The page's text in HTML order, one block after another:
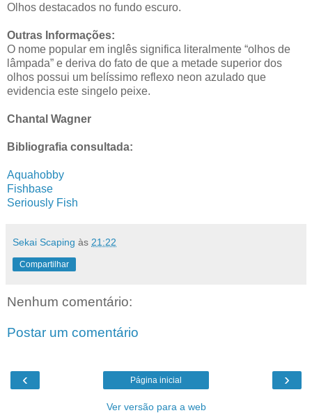
Olhos destacados no fundo escuro.
Outras Informações:
O nome popular em inglês significa literalmente “olhos de
lâmpada” e deriva do fato de que a metade superior dos
olhos possui um belíssimo reflexo neon azulado que
evidencia este singelo peixe.
Chantal Wagner
Bibliografia consultada:
Aquahobby
Fishbase
Seriously Fish
Sekai Scaping às 21:22
Compartilhar
Nenhum comentário:
Postar um comentário
‹ ›
Página inicial
Ver versão para a web